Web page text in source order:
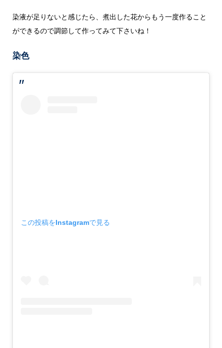
染液が足りないと感じたら、煮出した花からもう一度作ること
ができるので調節して作ってみて下さいね！
染色
この投稿をInstagramで見る